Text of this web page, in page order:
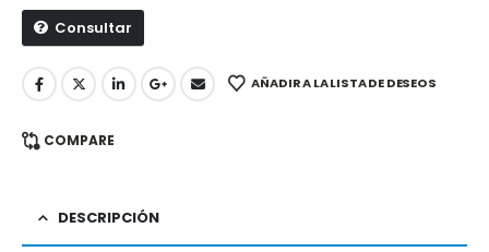
Consultar
AÑADIR A LA LISTA DE DESEOS
COMPARE
DESCRIPCIÓN